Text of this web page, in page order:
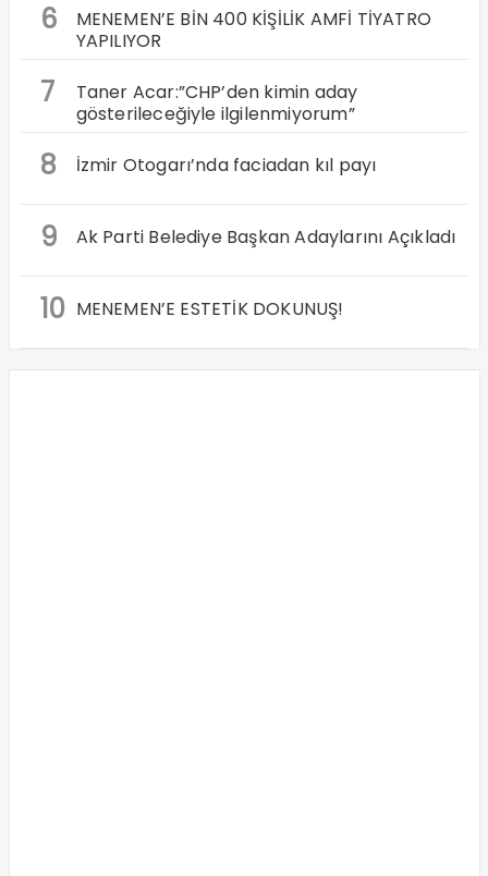
6
MENEMEN’E BİN 400 KİŞİLİK AMFİ TİYATRO
YAPILIYOR
7
Taner Acar:”CHP’den kimin aday
gösterileceğiyle ilgilenmiyorum”
8 İzmir Otogarı’nda faciadan kıl payı
9 Ak Parti Belediye Başkan Adaylarını Açıkladı
10 MENEMEN’E ESTETİK DOKUNUŞ!